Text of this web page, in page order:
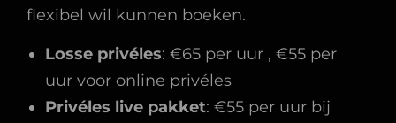
flexibel wil kunnen boeken.
Losse privéles: €65 per uur , €55 per
uur voor online privéles
Privéles live pakket: €55 per uur bij